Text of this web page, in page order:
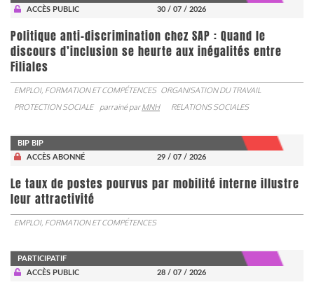
ACCÈS PUBLIC
30 / 07 / 2026
Politique anti-discrimination chez SAP : Quand le
discours d’inclusion se heurte aux inégalités entre
Filiales
EMPLOI, FORMATION ET COMPÉTENCES ORGANISATION DU TRAVAIL
PROTECTION SOCIALE
parrainé parMNH RELATIONS SOCIALES
BIP BIP
ACCÈS ABONNÉ
29 / 07 / 2026
Le taux de postes pourvus par mobilité interne illustre
leur attractivité
EMPLOI, FORMATION ET COMPÉTENCES
PARTICIPATIF
ACCÈS PUBLIC
28 / 07 / 2026